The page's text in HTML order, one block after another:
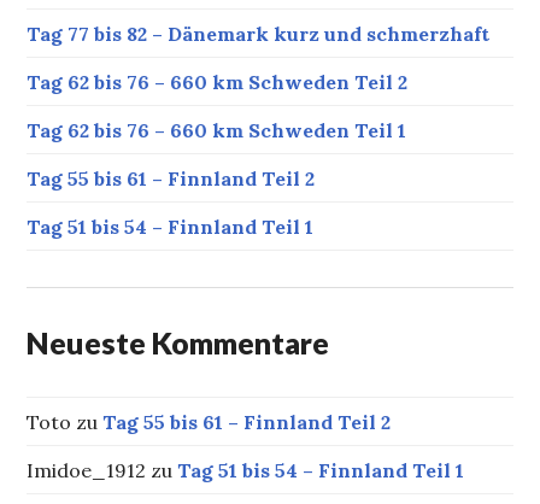
Tag 77 bis 82 – Dänemark kurz und schmerzhaft
Tag 62 bis 76 – 660 km Schweden Teil 2
Tag 62 bis 76 – 660 km Schweden Teil 1
Tag 55 bis 61 – Finnland Teil 2
Tag 51 bis 54 – Finnland Teil 1
Neueste Kommentare
Toto zu Tag 55 bis 61 – Finnland Teil 2
Imidoe_1912 zu Tag 51 bis 54 – Finnland Teil 1